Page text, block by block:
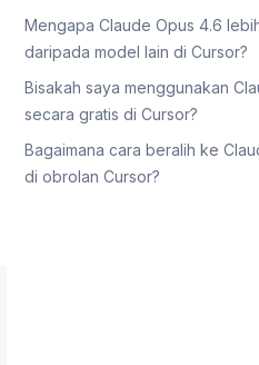
Mengapa Claude Opus 4.6
daripada model lain di Cursor?
Bisakah saya menggunakan
secara gratis di Cursor?
Bagaimana cara beralih ke
di obrolan Cursor?